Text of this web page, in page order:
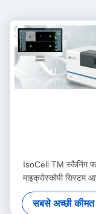
IsoCell TM स्कैनिंग
माइक्रोस्कोपी सिस्टम
परीक्षण उपकरण
सबसे अच्छी कीमत